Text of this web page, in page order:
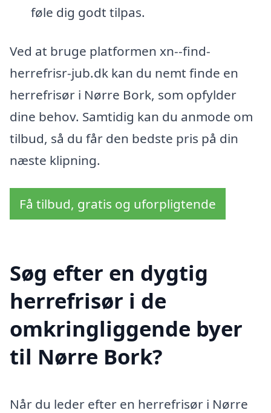
føle dig godt tilpas.
Ved at bruge platformen xn--find-
herrefrisr-jub.dk kan du nemt finde en
herrefrisør i Nørre Bork, som opfylder
dine behov. Samtidig kan du anmode om
tilbud, så du får den bedste pris på din
næste klipning.
Få tilbud, gratis og uforpligtende
Søg efter en dygtig
herrefrisør i de
omkringliggende byer
til Nørre Bork?
Når du leder efter en herrefrisør i Nørre